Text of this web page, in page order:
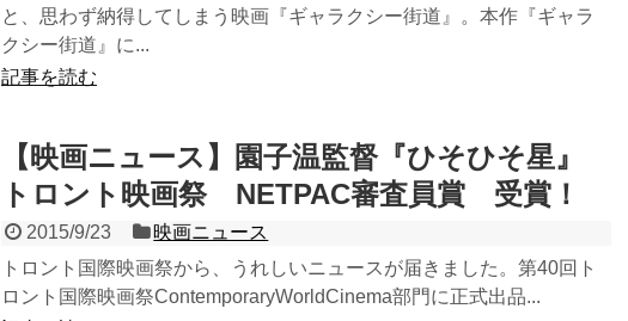
と、思わず納得してしまう映画『ギャラクシー街道』。本作『ギャラ
クシー街道』に...
記事を読む
【映画ニュース】園子温監督『ひそひそ星』
トロント映画祭 NETPAC審査員賞 受賞！
2015/9/23
映画ニュース
トロント国際映画祭から、うれしいニュースが届きました。第40回ト
ロント国際映画祭ContemporaryWorldCinema部門に正式出品...